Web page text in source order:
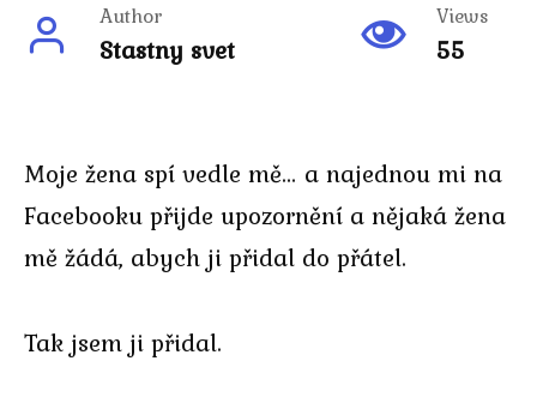
Author
Stastny svet
Views
55
Moje žena spí vedle mě… a najednou mi na
Facebooku přijde upozornění a nějaká žena
mě žádá, abych ji přidal do přátel.
Tak jsem ji přidal.